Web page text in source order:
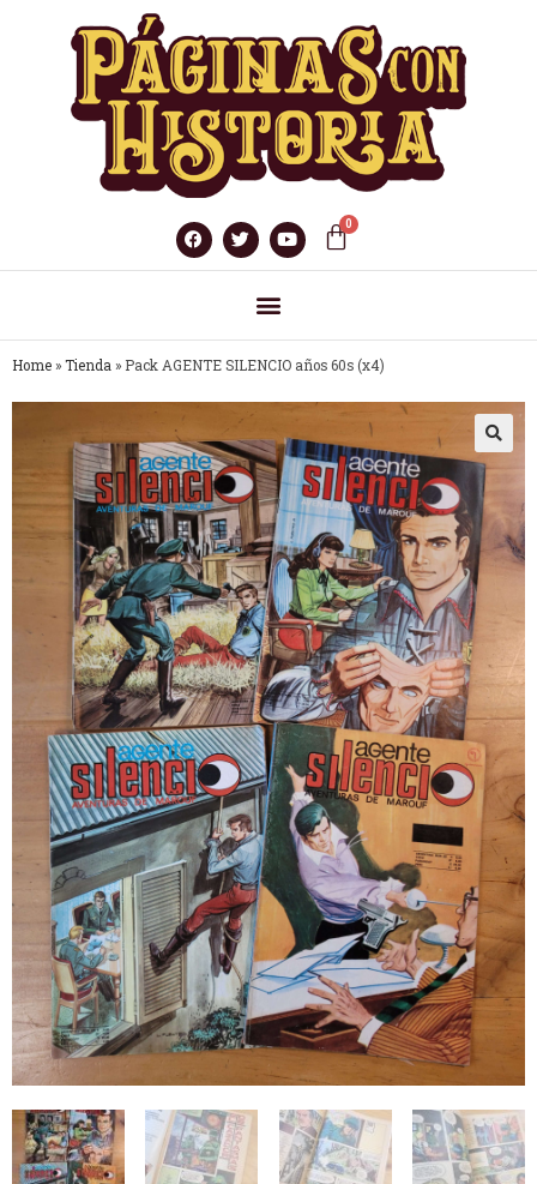
Home » Tienda » Pack AGENTE SILENCIO años 60s (x4)
🔍